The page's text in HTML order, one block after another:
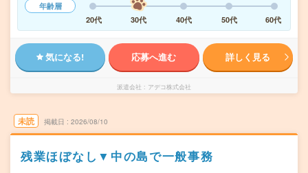
年齢層
20代
30代 40代 50代 60代
気になる! 応募へ進む 詳しく見る
派遣会社 アデコ株式会社
未読 掲載日 2026/08/10
残業ほぼなし▼中の島で一般事務